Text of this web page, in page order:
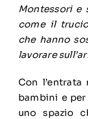
Montessori e
come il
che hanno
lavorare
Con
bambini e
uno spazio